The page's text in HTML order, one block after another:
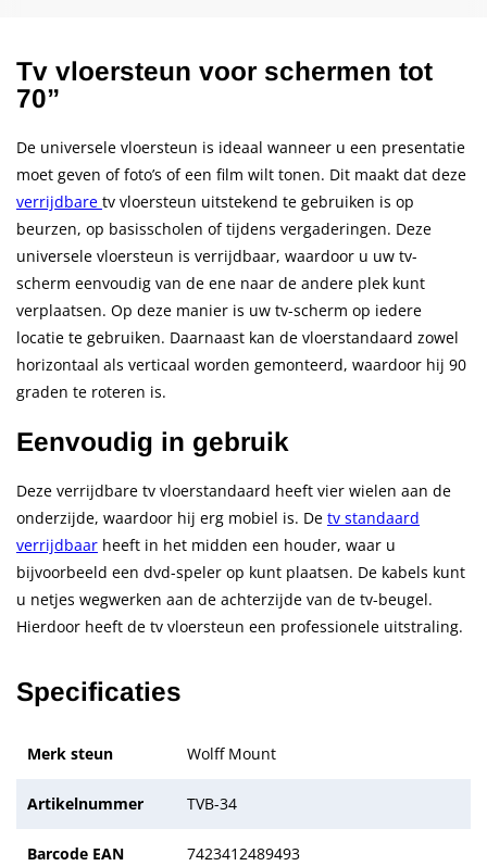
Specificaties
Merk steun Wolff Mount
Artikelnummer TVB-34
Barcode EAN 7423412489493
Tv vloersteun voor schermen tot
70”
De universele vloersteun is ideaal wanneer u een presentatie
moet geven of foto’s of een film wilt tonen. Dit maakt dat deze
verrijdbare tv vloersteun uitstekend te gebruiken is op
beurzen, op basisscholen of tijdens vergaderingen. Deze
universele vloersteun is verrijdbaar, waardoor u uw tv-
scherm eenvoudig van de ene naar de andere plek kunt
verplaatsen. Op deze manier is uw tv-scherm op iedere
locatie te gebruiken. Daarnaast kan de vloerstandaard zowel
horizontaal als verticaal worden gemonteerd, waardoor hij 90
graden te roteren is.
Eenvoudig in gebruik
Deze verrijdbare tv vloerstandaard heeft vier wielen aan de
onderzijde, waardoor hij erg mobiel is. De tv standaard
verrijdbaar heeft in het midden een houder, waar u
bijvoorbeeld een dvd-speler op kunt plaatsen. De kabels kunt
u netjes wegwerken aan de achterzijde van de tv-beugel.
Hierdoor heeft de tv vloersteun een professionele uitstraling.